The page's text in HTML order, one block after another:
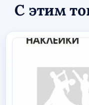
С этим